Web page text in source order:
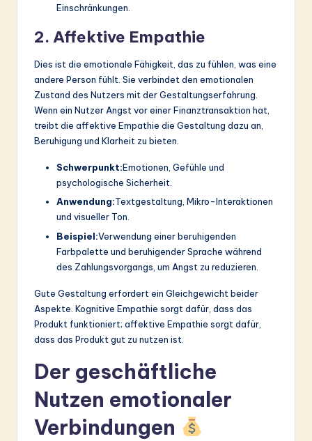
Einschränkungen.
2. Affektive Empathie
Dies ist die emotionale Fähigkeit, das zu fühlen, was eine
andere Person fühlt. Sie verbindet den emotionalen
Zustand des Nutzers mit der Gestaltungserfahrung.
Wenn ein Nutzer Angst vor einer Finanztransaktion hat,
treibt die affektive Empathie die Gestaltung dazu an,
Beruhigung und Klarheit zu bieten.
Schwerpunkt:Emotionen, Gefühle und
psychologische Sicherheit.
Anwendung:Textgestaltung, Mikro-Interaktionen
und visueller Ton.
Beispiel:Verwendung einer beruhigenden
Farbpalette und beruhigender Sprache während
des Zahlungsvorgangs, um Angst zu reduzieren.
Gute Gestaltung erfordert ein Gleichgewicht beider
Aspekte. Kognitive Empathie sorgt dafür, dass das
Produkt funktioniert; affektive Empathie sorgt dafür,
dass das Produkt gut zu nutzen ist.
Der geschäftliche
Nutzen emotionaler
Verbindungen